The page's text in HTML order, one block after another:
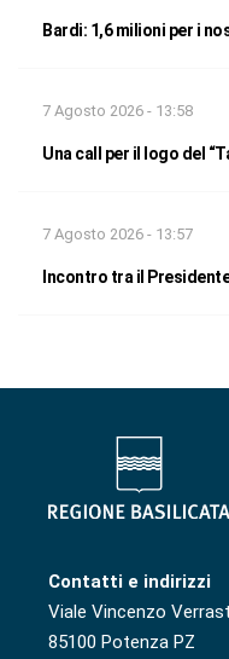
Bardi: 1,6 milioni per i
7 Agosto 2026 - 13:58
Una call per il logo del
7 Agosto 2026 - 13:57
Incontro tra il
Contatti e indirizzi
Viale Vincenzo
85100 Potenza PZ